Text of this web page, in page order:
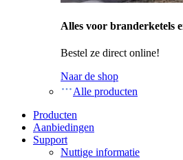
Alles voor branderketels
Bestel ze direct online!
Naar de shop
Alle producten
Producten
Aanbiedingen
Support
Nuttige informatie